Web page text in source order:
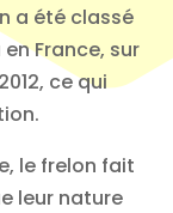
a été classé
France, sur
ce qui
le frelon fait
leur nature